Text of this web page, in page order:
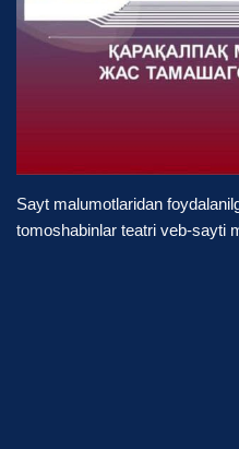
Sayt malumotlaridan
tomoshabinlar teatri veb-sayti